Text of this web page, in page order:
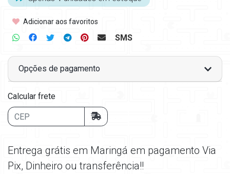
Adicionar aos favoritos
SMS
Opções de pagamento
Calcular frete
Entrega grátis em Maringá em pagamento Via
Pix, Dinheiro ou transferência!!